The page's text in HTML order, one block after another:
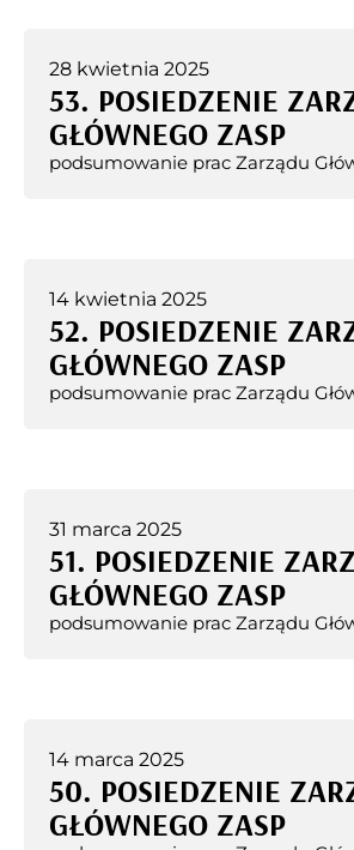
28 kwietnia 2025
53. POSIEDZENIE
GŁÓWNEGO ZASP
podsumowanie prac Zarządu
14 kwietnia 2025
52. POSIEDZENIE
GŁÓWNEGO ZASP
podsumowanie prac Zarządu
31 marca 2025
51. POSIEDZENIE
GŁÓWNEGO ZASP
podsumowanie prac Zarządu
14 marca 2025
50. POSIEDZENIE
GŁÓWNEGO ZASP